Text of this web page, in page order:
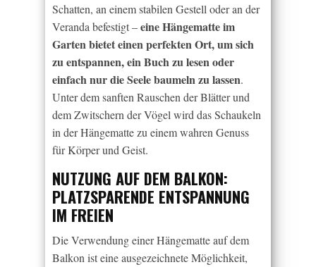
Schatten, an einem stabilen Gestell oder an der
Veranda befestigt –eine Hängematte im
Garten bietet einen perfekten Ort, um sich
zu entspannen, ein Buch zu lesen oder
einfach nur die Seele baumeln zu lassen.
Unter dem sanften Rauschen der Blätter und
dem Zwitschern der Vögel wird das Schaukeln
in der Hängematte zu einem wahren Genuss
für Körper und Geist.
NUTZUNG AUF DEM BALKON:
PLATZSPARENDE ENTSPANNUNG
IM FREIEN
Die Verwendung einer Hängematte auf dem
Balkon ist eine ausgezeichnete Möglichkeit,